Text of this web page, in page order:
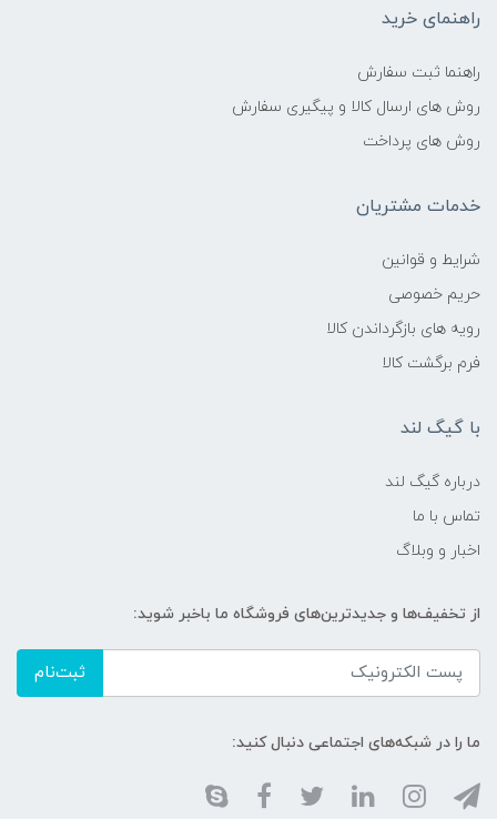
راهنمای خرید
راهنما ثبت سفارش
روش های ارسال کالا و پیگیری سفارش
روش های پرداخت
خدمات مشتریان
شرایط و قوانین
حریم خصوصی
رویه های بازگرداندن کالا
فرم برگشت کالا
با گیگ لند
درباره گیگ لند
تماس با ما
اخبار و وبلاگ
از تخفیف‌ها و جدیدترین‌های فروشگاه ما باخبر شوید:
ثبت‌نام
ما را در شبکه‌های اجتماعی دنبال کنید: